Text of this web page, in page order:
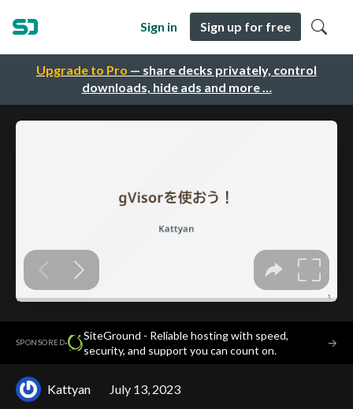
Upgrade to Pro — share decks privately, control
downloads, hide ads and more …
Sign in Sign up for free
SPONSORED·
SiteGround - Reliable hosting with speed,
security, and support you can count on.
→
Kattyan July 13, 2023